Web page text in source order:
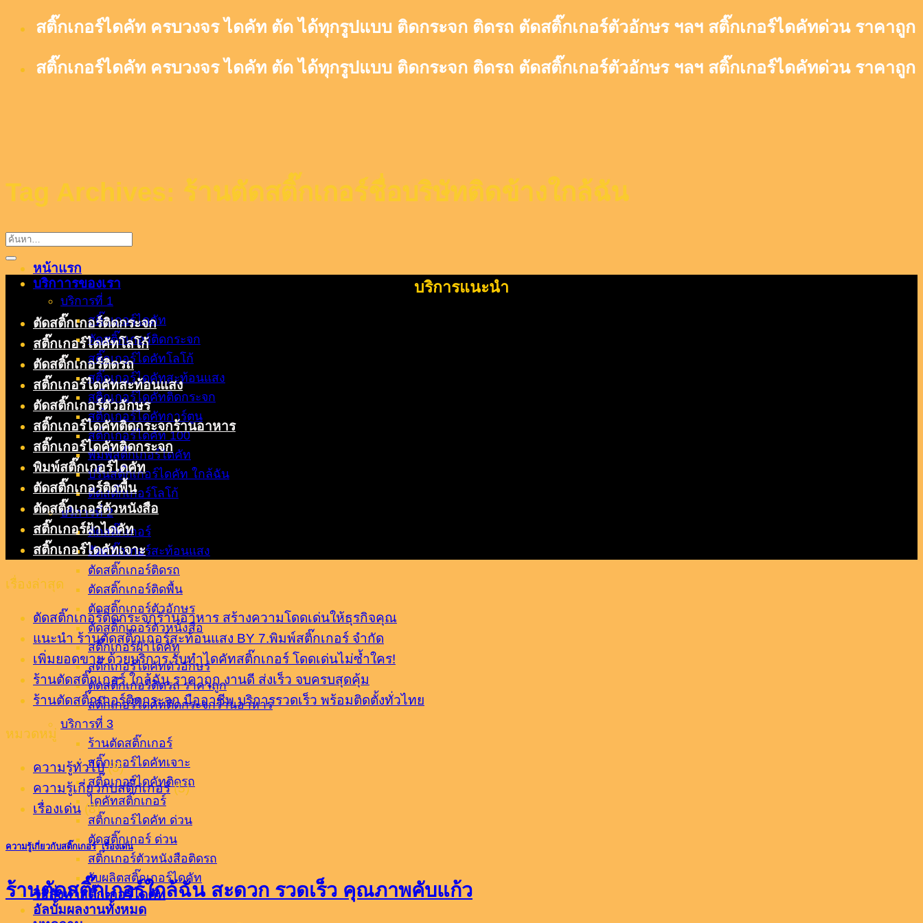
สติ๊กเกอร์ไดคัท ครบวงจร ไดคัท ตัด ได้ทุกรูปแบบ ติดกระจก ติดรถ ตัดสติ๊กเกอร์ตัวอักษร ฯลฯ สติ๊กเกอร์ไดคัทด่วน ราคาถูก
สติ๊กเกอร์ไดคัท ครบวงจร ไดคัท ตัด ได้ทุกรูปแบบ ติดกระจก ติดรถ ตัดสติ๊กเกอร์ตัวอักษร ฯลฯ สติ๊กเกอร์ไดคัทด่วน ราคาถูก
Menu
หน้าแรก
บริกาารของเรา
บริการที่ 1
สติ๊กเกอร์ไดคัท
ตัดสติ๊กเกอร์ติดกระจก
สติ๊กเกอร์ไดคัทโลโก้
สติ๊กเกอร์ไดคัทสะท้อนแสง
สติ๊กเกอร์ไดคัทติดกระจก
สติ๊กเกอร์ไดคัทการ์ตูน
สติ๊กเกอร์ไดคัท 100
พิมพ์สติ๊กเกอร์ไดคัท
ปริ้นสติ๊กเกอร์ไดคัท ใกล้ฉัน
ตัดสติ๊กเกอร์โลโก้
บริการที่ 2
ตัดสติ๊กเกอร์
ตัดสติ๊กเกอร์สะท้อนแสง
ตัดสติ๊กเกอร์ติดรถ
ตัดสติ๊กเกอร์ติดพื้น
ตัดสติ๊กเกอร์ตัวอักษร
ตัดสติ๊กเกอร์ตัวหนังสือ
สติ๊กเกอร์ฝ้าไดคัท
สติ๊กเกอร์ไดคัทตัวอักษร
ตัดสติ๊กเกอร์ติดรถ ราคาถูก
สติ๊กเกอร์ไดคัทติดกระจกร้านอาหาร
บริการที่ 3
ร้านตัดสติ๊กเกอร์
สติ๊กเกอร์ไดคัทเจาะ
สติ๊กเกอร์ไดคัทติดรถ
ไดคัทสติ๊กเกอร์
สติ๊กเกอร์ไดคัท ด่วน
ตัดสติ๊กเกอร์ ด่วน
สติ๊กเกอร์ตัวหนังสือติดรถ
รับผลิตสติ๊กเกอร์ไดคัท
วิธีสั่งทำสติ๊กเกอร์ไดคัท
อัลบั้มผลงานทั้งหมด
Tag Archives: ร้านตัดสติ๊กเกอร์ชื่อบริษัทติดข้างใกล้ฉัน
บริการแนะนำ
ตัดสติ๊กเกอร์ติดกระจก
สติ๊กเกอร์ไดคัทโลโก้
ตัดสติ๊กเกอร์ติดรถ
สติ๊กเกอร์ไดคัทสะท้อนแสง
ตัดสติ๊กเกอร์ตัวอักษร
สติ๊กเกอร์ไดคัทติดกระจกร้านอาหาร
สติ๊กเกอร์ไดคัทติดกระจก
พิมพ์สติ๊กเกอร์ไดคัท
ตัดสติ๊กเกอร์ติดพื้น
ตัดสติ๊กเกอร์ตัวหนังสือ
สติ๊กเกอร์ฝ้าไดคัท
สติ๊กเกอร์ไดคัทเจาะ
เรื่องล่าสุด
ตัดสติ๊กเกอร์ติดกระจกร้านอาหาร สร้างความโดดเด่นให้ธุรกิจคุณ
แนะนำ ร้านตัดสติ๊กเกอร์สะท้อนแสง BY 7.พิมพ์สติ๊กเกอร์ จำกัด
เพิ่มยอดขาย ด้วยบริการ รับทำไดคัทสติ๊กเกอร์ โดดเด่นไม่ซ้ำใคร!
ร้านตัดสติ๊กเกอร์ ใกล้ฉัน ราคาถูก งานดี ส่งเร็ว จบครบสุดคุ้ม
ร้านตัดสติ๊กเกอร์ติดกระจก มืออาชีพ บริการรวดเร็ว พร้อมติดตั้งทั่วไทย
หมวดหมู่
ความรู้ทั่วไป(5)
ความรู้เกี่ยวกับสติ๊กเกอร์(5)
เรื่องเด่น (8)
ความรู้เกี่ยวกับสติ๊กเกอร์,เรื่องเด่น
ร้านตัดสติ๊กเกอร์ใกล้ฉัน สะดวก รวดเร็ว คุณภาพคับแก้ว